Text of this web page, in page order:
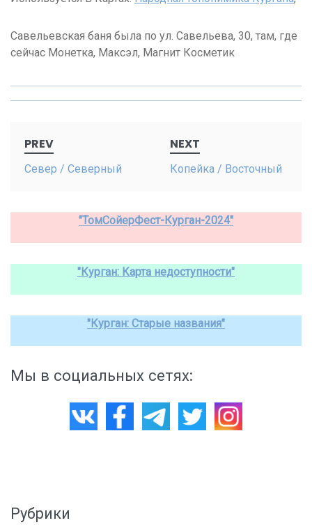
Савельевская баня была по ул. Савельева, 30, там, где
сейчас Монетка, Максэл, Магнит Косметик
navigation
PREV
Север / Северный
NEXT
Копейка / Восточный
"ТомСойерФест-Курган-2024"
"Курган: Карта недоступности"
"Курган: Старые названия"
Мы в социальных сетях:
Рубрики